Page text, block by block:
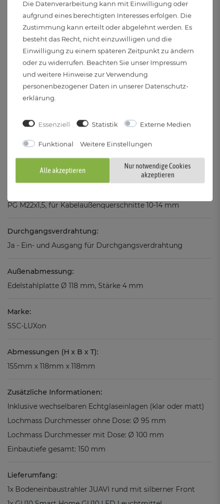
300 Lumen in 120°
Lichtfarbe:
3000 - 6500 Kelvin - RGB & Weißtöne
Dimmbar:
Wireless (Smart)
PG M22x1,5, für Kabelaußenquerschnitte 10-14 mm
Durchgangsverdrahtung:
Ja - Ein- und Ausgang für Durchgangsverdrahtung
Außenabmessung:
Edelstahlplatte Ø 118 mm, Stärke 4 mm
Marke:
SSC-LUXon
Abmessungen (H x B x T):
155mm x 118mm x 118mm
Zusätzliche Informationen:
Inklusive wechselbaren Echtglaseinlagen (klar oder matt)
Lochmass Durchmesser ohne Dose: Ø 95 mm
Lochmass Durchmesser mit Dose: Ø 100 mm
Einbautiefe gesamt: 150 mm
Lieferumfang:
1x Bodeneinbaustrahler JUAVI rund mit silberner Front
Die Datenverarbeitung kann mit Einwilligung oder
aufgrund eines berechtigten Interesses erfolgen. Die
Zustimmung kann erteilt oder abgelehnt werden. Es
besteht das Recht, nicht einzuwilligen und die
Einwilligung zu einem späteren Zeitpunkt zu ändern
oder zu widerrufen. Beachten Sie unser Impressum
und weitere Hinweise zur Verwendung
personenbezogener Daten in unserer Daten­schutz­
erklärung
Essenziell Statistik Externe Medien
Funktional Weitere Einstellungen
Alle akzeptieren
Nur notwendige Cookies
akzeptieren